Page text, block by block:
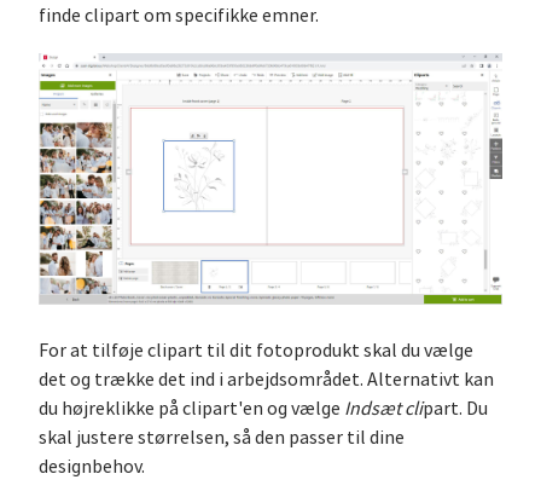
finde clipart om specifikke emner.
For at tilføje clipart til dit fotoprodukt skal du vælge
det og trække det ind i arbejdsområdet. Alternativt kan
du højreklikke på clipart'en og vælge Indsæt clipart. Du
skal justere størrelsen, så den passer til dine
designbehov.